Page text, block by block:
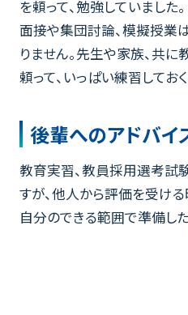
を頼って、勉強していました。
面接や集団討論、模擬授業
りません。先生や家族、共
頼って、いっぱい練習してお
後輩へのアドバイ
教育実習、教員採用選考試
すが、他人から評価を受ける
自分のできる範囲で準備した